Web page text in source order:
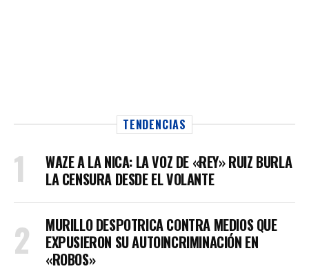
TENDENCIAS
WAZE A LA NICA: LA VOZ DE «REY» RUIZ BURLA
LA CENSURA DESDE EL VOLANTE
MURILLO DESPOTRICA CONTRA MEDIOS QUE
EXPUSIERON SU AUTOINCRIMINACIÓN EN
«ROBOS»